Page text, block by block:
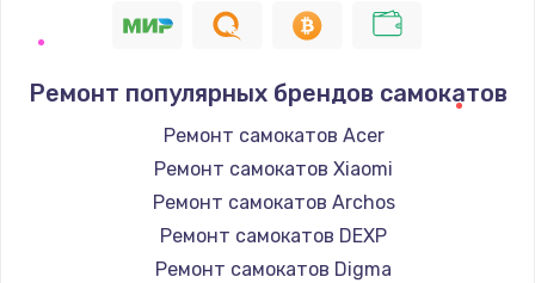
Ремонт популярных брендов самокатов
Ремонт самокатов Acer
Ремонт самокатов Xiaomi
Ремонт самокатов Archos
Ремонт самокатов DEXP
Ремонт самокатов Digma